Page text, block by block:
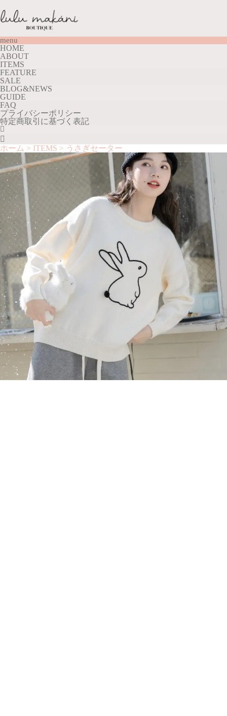
menu
HOME
ABOUT
ITEMS
FEATURE
SALE
BLOG&NEWS
GUIDE
FAQ
プライバシーポリシー
特定商取引に基づく表記

ホーム > ITEMS > うさぎセーター